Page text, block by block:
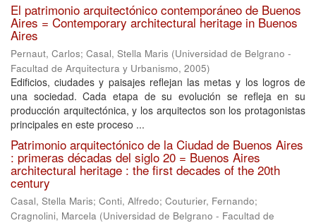
El patrimonio arquitectónico contemporáneo de Buenos
Aires = Contemporary architectural heritage in Buenos
Aires
Pernaut, Carlos; Casal, Stella Maris (Universidad de Belgrano -
Facultad de Arquitectura y Urbanismo, 2005)
Edificios, ciudades y paisajes reflejan las metas y los logros de
una sociedad. Cada etapa de su evolución se refleja en su
producción arquitectónica, y los arquitectos son los protagonistas
principales en este proceso ...
Patrimonio arquitectónico de la Ciudad de Buenos Aires
: primeras décadas del siglo 20 = Buenos Aires
architectural heritage : the first decades of the 20th
century
Casal, Stella Maris; Conti, Alfredo; Couturier, Fernando;
Cragnolini, Marcela (Universidad de Belgrano - Facultad de